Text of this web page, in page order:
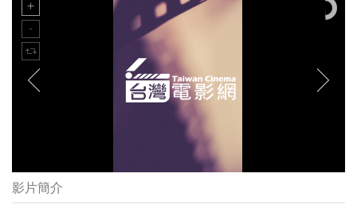
愛我在今宵劇照
影片簡介